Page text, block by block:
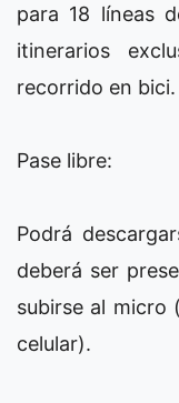
para 18 líneas
itinerarios
recorrido en bici.
Pase libre:
Podrá
deberá ser
subirse al micro
celular).